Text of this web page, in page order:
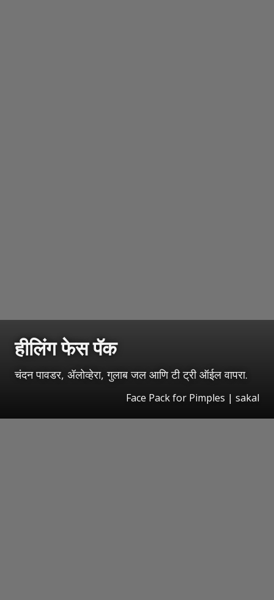
हीलिंग फेस पॅक
चंदन पावडर, ॲलोव्हेरा, गुलाब जल आणि टी ट्री ऑईल वापरा.
Face Pack for Pimples | sakal